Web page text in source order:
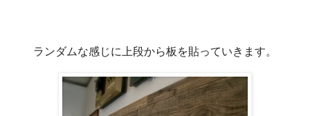
ランダムな感じに上段から板を貼っていきます。